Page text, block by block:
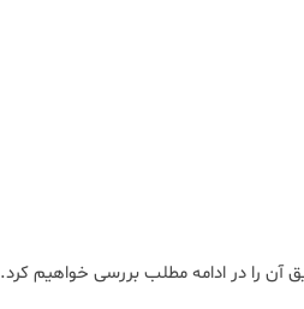
را در ادامه مطلب بررسی خواهیم کرد.